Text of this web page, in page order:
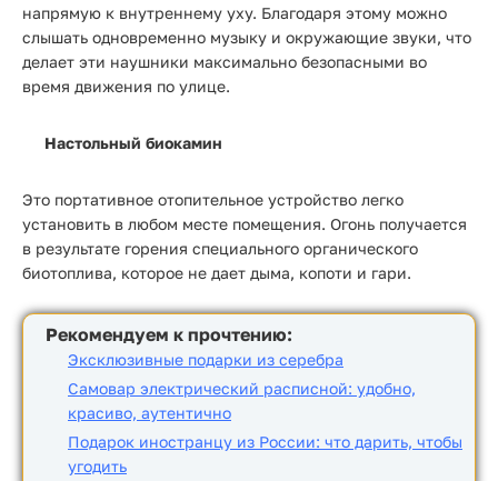
напрямую к внутреннему уху. Благодаря этому можно
слышать одновременно музыку и окружающие звуки, что
делает эти наушники максимально безопасными во
время движения по улице.
Настольный биокамин
Это портативное отопительное устройство легко
установить в любом месте помещения. Огонь получается
в результате горения специального органического
биотоплива, которое не дает дыма, копоти и гари.
Рекомендуем к прочтению:
Эксклюзивные подарки из серебра
Самовар электрический расписной: удобно,
красиво, аутентично
Подарок иностранцу из России: что дарить, чтобы
угодить